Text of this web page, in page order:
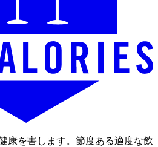
康を害します。節度ある適度な飲